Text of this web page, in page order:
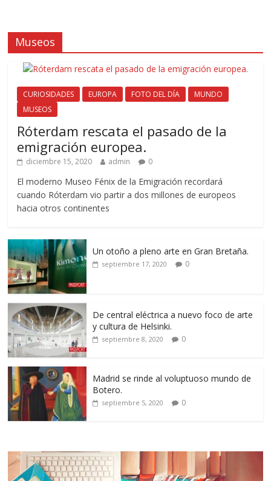
Museos
CURIOSIDADES EUROPA FOTO DEL DÍA
MUNDO
MUSEOS
Róterdam rescata el pasado de la
emigración europea.
diciembre 15, 2020 admin 0
El moderno Museo Fénix de la Emigración recordará
cuando Róterdam vio partir a dos millones de europeos
hacia otros continentes
Un otoño a pleno arte en Gran Bretaña.
septiembre 17, 2020 0
De central eléctrica a nuevo foco de arte
y cultura de Helsinki.
septiembre 8, 2020 0
Madrid se rinde al voluptuoso mundo de
Botero.
septiembre 5, 2020 0